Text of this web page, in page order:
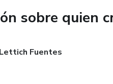
Este programa no busca
sobre quien
Fuentes